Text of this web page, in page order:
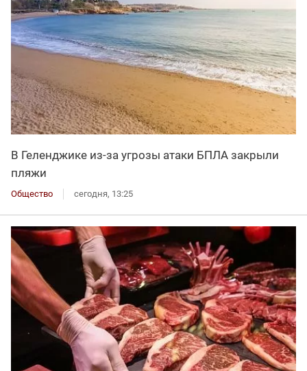
В Геленджике из-за угрозы атаки БПЛА закрыли
пляжи
Общество сегодня, 13:25